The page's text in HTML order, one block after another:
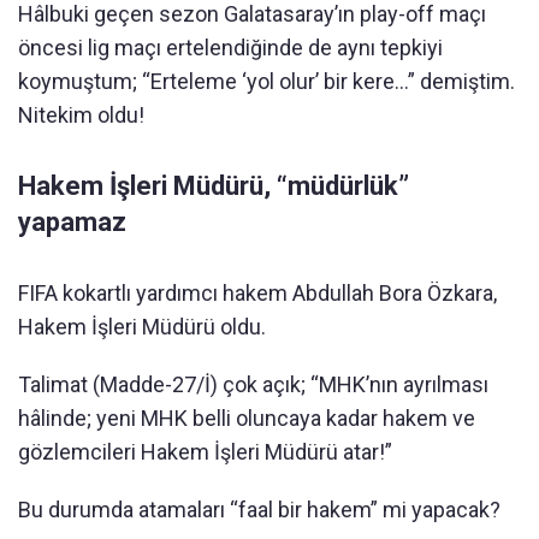
Hâlbuki geçen sezon Galatasaray’ın play-off maçı
öncesi lig maçı ertelendiğinde de aynı tepkiyi
koymuştum; “Erteleme ‘yol olur’ bir kere...” demiştim.
Nitekim oldu!
Hakem İşleri Müdürü, “müdürlük”
yapamaz
FIFA kokartlı yardımcı hakem Abdullah Bora Özkara,
Hakem İşleri Müdürü oldu.
Talimat (Madde-27/İ) çok açık; “MHK’nın ayrılması
hâlinde; yeni MHK belli oluncaya kadar hakem ve
gözlemcileri Hakem İşleri Müdürü atar!”
Bu durumda atamaları “faal bir hakem” mi yapacak?